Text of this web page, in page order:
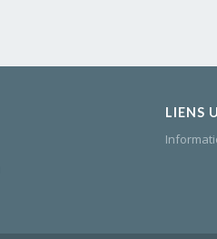
LIENS